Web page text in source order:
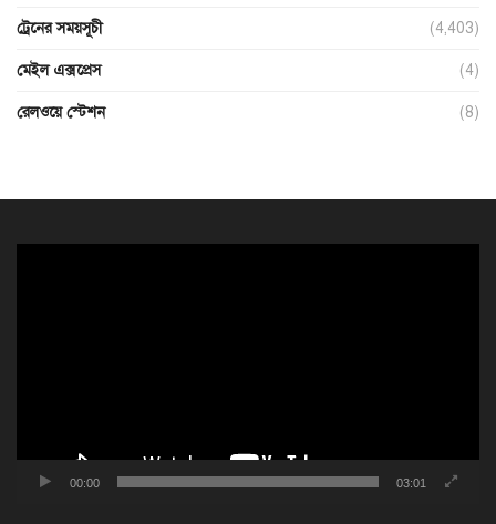
ট্রেনের সময়সূচী (4,403)
মেইল এক্সপ্রেস (4)
রেলওয়ে স্টেশন (8)
00:00 03:01